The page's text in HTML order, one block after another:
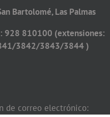
Bartolomé, Las Palmas
928 810100 (extensiones:
3842/3843/3844 )
de correo electrónico: